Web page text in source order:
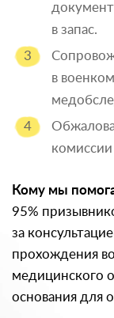
в запас.
в
Кому мы
95%
за
прохождения
медицинского
основания для